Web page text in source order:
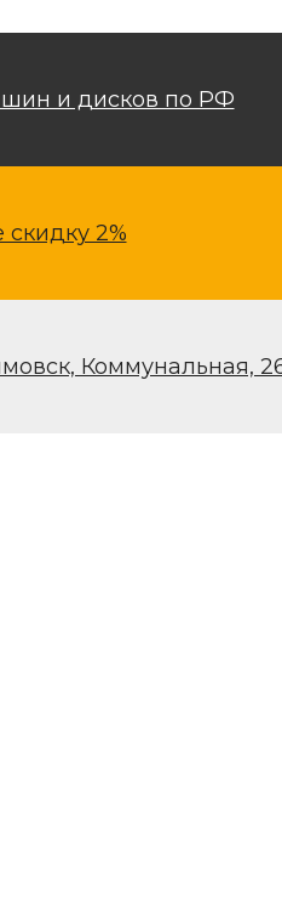
шин и дисков по РФ
скидку 2%
Коммунальная,